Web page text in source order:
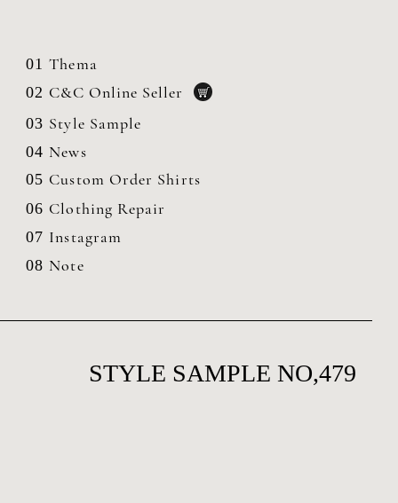
01 Thema
02 C&C Online Seller
03 Style Sample
04 News
05 Custom Order Shirts
06 Clothing Repair
07 Instagram
08 Note
STYLE SAMPLE NO,479